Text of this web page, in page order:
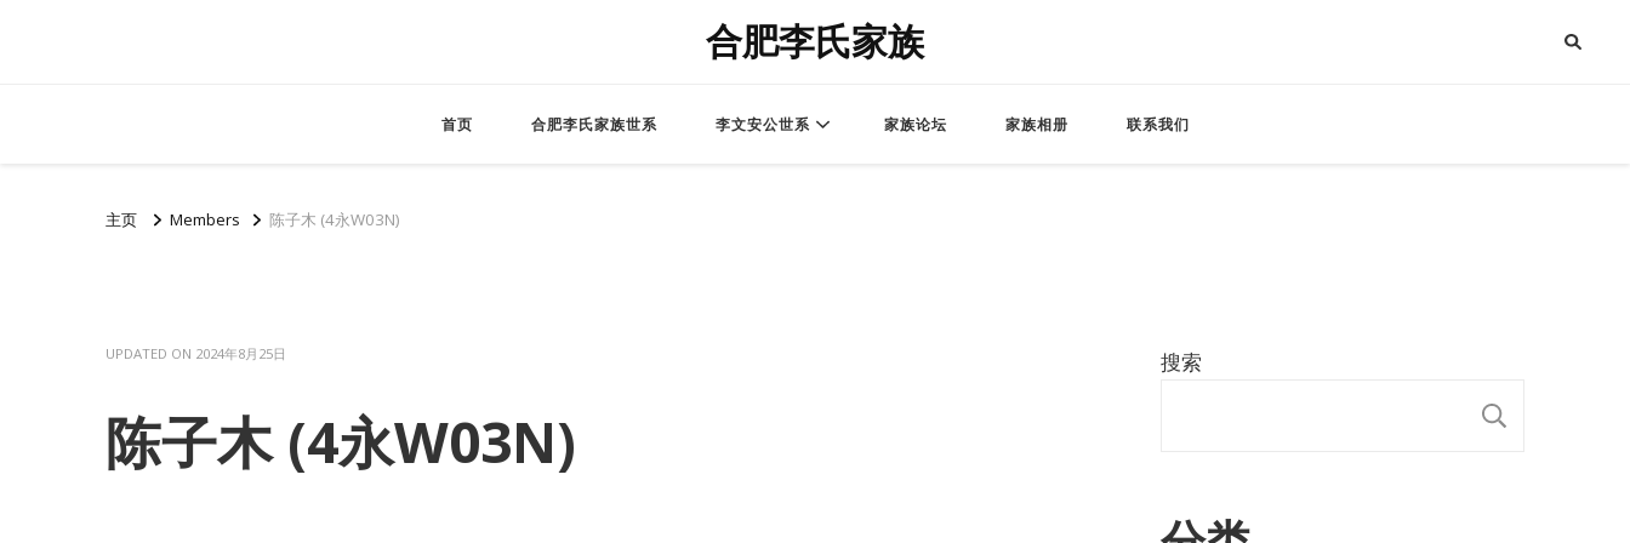
合肥李氏家族
首页 合肥李氏家族世系 李文安公世系 家族论坛 家族相册 联系我们
主页 Members 陈子木 (4永W03N)
UPDATED ON 2024年8月25日
陈子木 (4永W03N)
搜索